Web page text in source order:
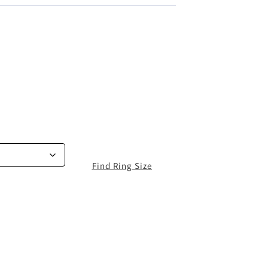
Find Ring Size